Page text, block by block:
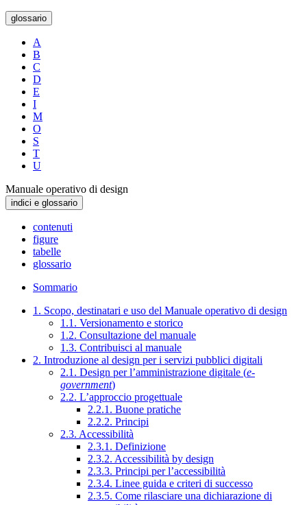
glossario
A
B
C
D
E
I
M
O
S
T
U
Manuale operativo di design
indici e glossario
contenuti
figure
tabelle
glossario
Sommario
1. Scopo, destinatari e uso del Manuale operativo di design
1.1. Versionamento e storico
1.2. Consultazione del manuale
1.3. Contribuisci al manuale
2. Introduzione al design per i servizi pubblici digitali
2.1. Design per l’amministrazione digitale (e-
government)
2.2. L’approccio progettuale
2.2.1. Buone pratiche
2.2.2. Principi
2.3. Accessibilità
2.3.1. Definizione
2.3.2. Accessibilità by design
2.3.3. Principi per l’accessibilità
2.3.4. Linee guida e criteri di successo
2.3.5. Come rilasciare una dichiarazione di